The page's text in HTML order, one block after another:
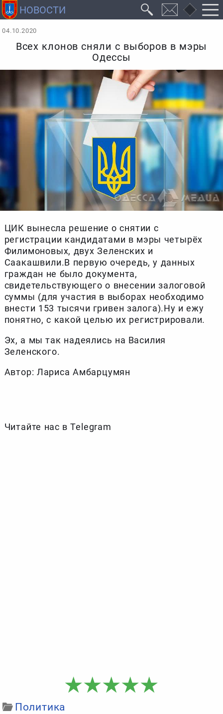
04.10.2020
Всех клонов сняли с выборов в мэры
Одессы
ЦИК вынесла решение о снятии с
регистрации кандидатами в мэры четырёх
Филимоновых, двух Зеленских и
Саакашвили.В первую очередь, у данных
граждан не было документа,
свидетельствующего о внесении залоговой
суммы (для участия в выборах необходимо
внести 153 тысячи гривен залога).Ну и ежу
понятно, с какой целью их регистрировали.
Эх, а мы так надеялись на Василия
Зеленского.
Автор: Лариса Амбарцумян
Читайте нас в Telegram
Политика